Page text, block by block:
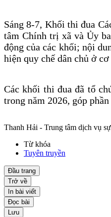
Sáng 8-7, Khối thi đua
tâm Chính trị xã và Ủy
động của các khối; nội
hiện quy chế dân chủ ở
Các khối thi đua đã tổ
trong năm 2026, góp
Thanh Hải - Trung tâm dịch vụ
Từ khóa
Tuyên truyền
Đầu trang
Trở về
In bài viết
Đọc bài
Lưu